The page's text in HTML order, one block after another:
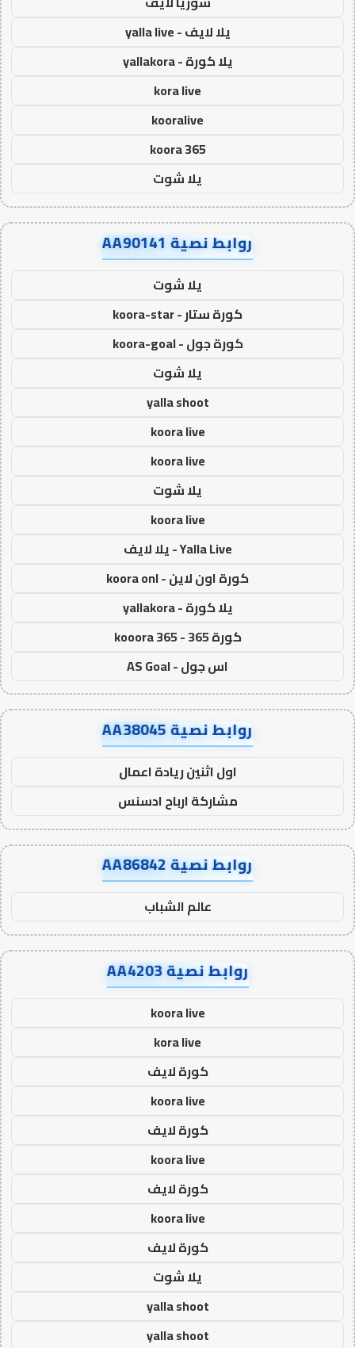
يلا لايف - yalla live
يلا كورة - yallakora
kora live
kooralive
koora 365
يلا شوت
روابط نصية AA90141
يلا شوت
كورة ستار - koora-star
كورة جول - koora-goal
يلا شوت
yalla shoot
koora live
koora live
يلا شوت
koora live
Yalla Live - يلا لايف
كورة اون لاين - koora onl
يلا كورة - yallakora
كورة 365 - kooora 365
اس جول - AS Goal
روابط نصية AA38045
اول اثنين ريادة اعمال
مشاركة ارباح ادسنس
روابط نصية AA86842
عالم الشباب
روابط نصية AA4203
koora live
kora live
كورة لايف
koora live
كورة لايف
koora live
كورة لايف
koora live
كورة لايف
يلا شوت
yalla shoot
yalla shoot